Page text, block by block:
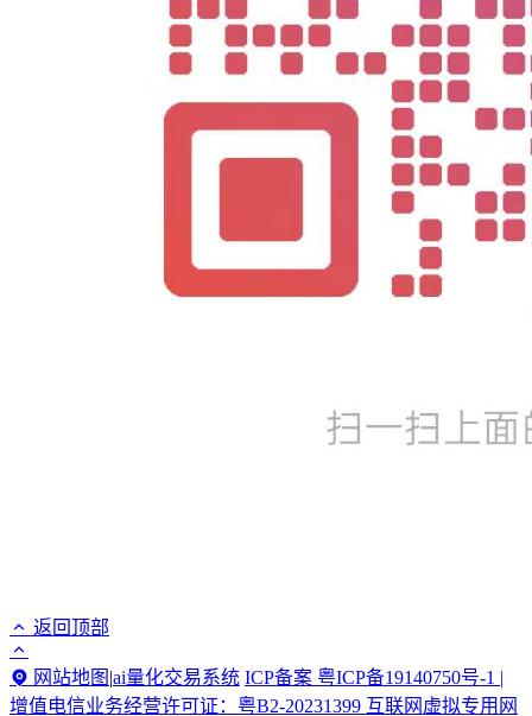
返回顶部
网站地图 |ai量化交易系统 ICP备案 粤ICP备19140750号-1 |
增值电信业务经营许可证：粤B2-20231399 互联网虚拟专用网